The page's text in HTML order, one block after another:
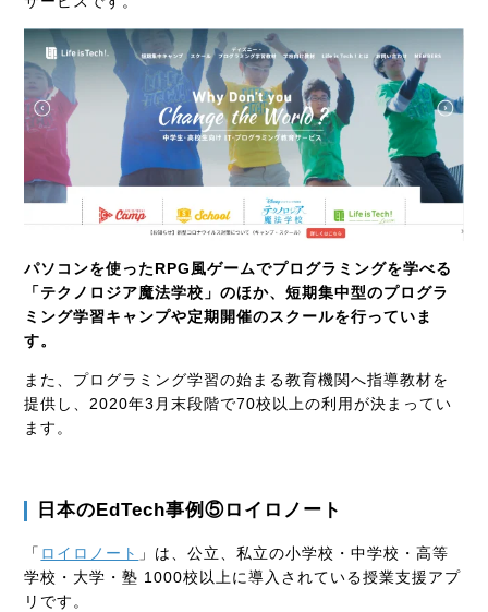
パソコンを使ったRPG風ゲームでプログラミングを学べる
「テクノロジア魔法学校」のほか、短期集中型のプログラ
ミング学習キャンプや定期開催のスクールを行っていま
す。
また、プログラミング学習の始まる教育機関へ指導教材を
提供し、 2020年3 月末段階で70校以上の利用が決まってい
ます。
日本の EdTech事例⑤ロイロノート
「 ロイロノート 」は、公立、私立の小学校・中学校・高等
学校・大学・塾 1000校以上に導入されている授業支援アプ
リです。